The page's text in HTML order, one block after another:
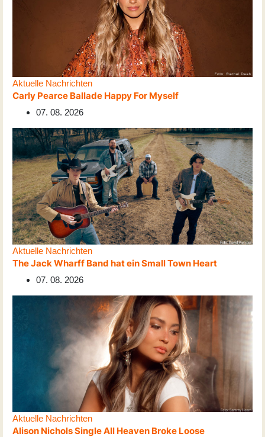
Aktuelle Nachrichten
Carly Pearce Ballade Happy For Myself
07. 08. 2026
Aktuelle Nachrichten
The Jack Wharff Band hat ein Small Town Heart
07. 08. 2026
Aktuelle Nachrichten
Alison Nichols Single All Heaven Broke Loose